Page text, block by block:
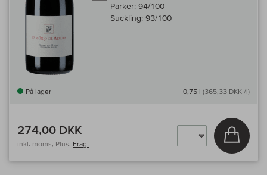
Parker: 94/100
Suckling: 93/100
På lager 0,75 l (365,33 DKK /l)
274,00 DKK
inkl. moms, Plus. Fragt
Læg i